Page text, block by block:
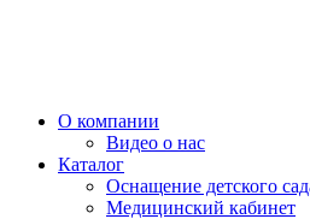
О компании
Видео о нас
Каталог
Оснащение детского
Медицинский кабинет